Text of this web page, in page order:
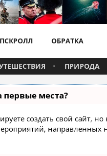
ОБРАТКА
ПРИРОДА
первые места?
создать свой сайт,